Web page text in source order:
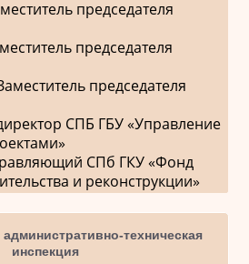
председателя
председателя
председателя
СПБ ГБУ «Управление
СПб ГКУ «Фонд
и реконструкции»
административно-техническая
инспекция